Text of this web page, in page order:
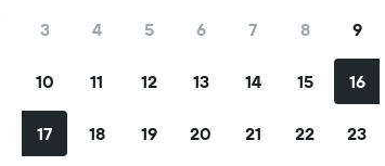
Filtruj oferty
Filtruj oferty np. z bezpłatną anulacją lub ze śniadaniem w
cenie.
3 4 5 6 7 8 9
10 11 12 13 14 15 16
17 18 19 20 21 22 23